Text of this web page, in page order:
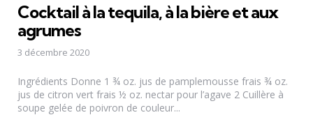
Cocktail à la tequila, à la bière et aux
agrumes
3 décembre 2020
Ingrédients Donne 1 ¾ oz. jus de pamplemousse frais ¾ oz.
jus de citron vert frais ½ oz. nectar pour l’agave 2 Cuillère à
soupe gelée de poivron de couleur...